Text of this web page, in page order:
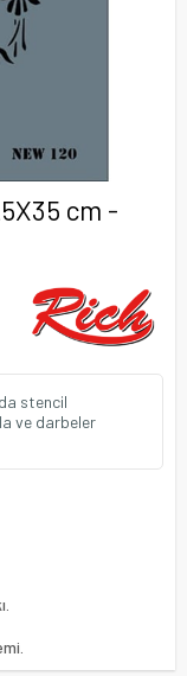
cm -
stencil
ve darbeler